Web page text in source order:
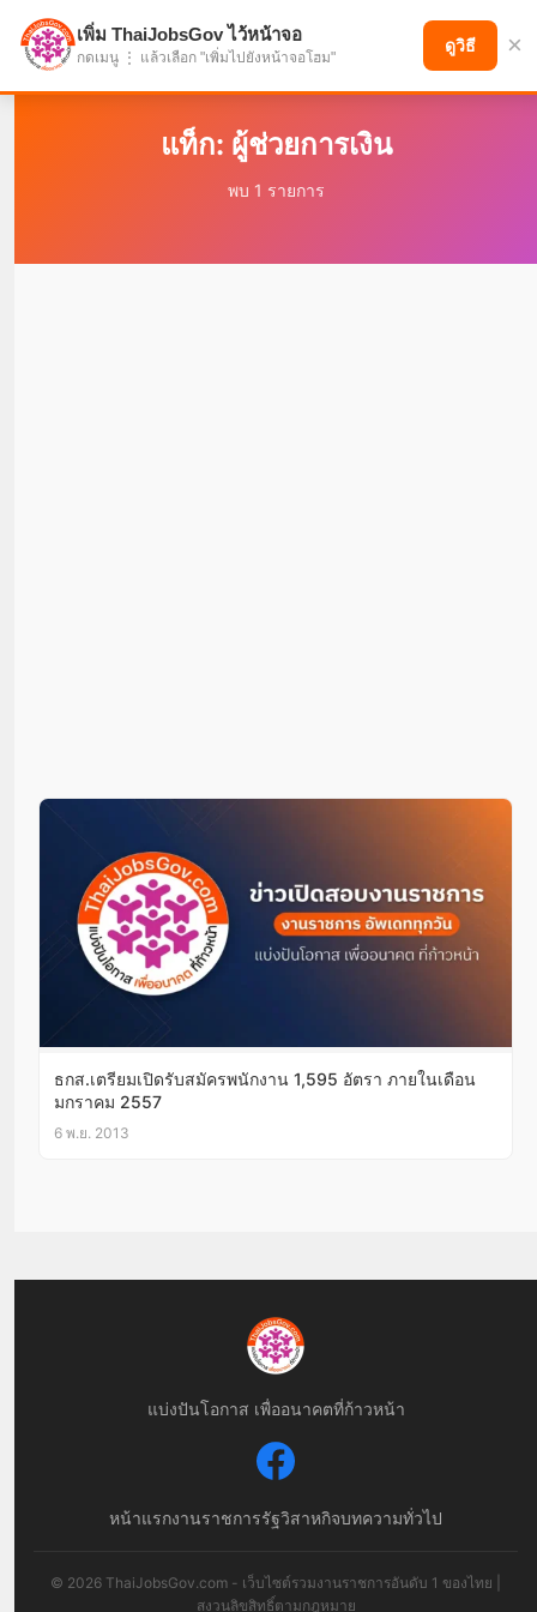
แบ่งปันโอกาส เพื่ออนาคตที่ก้าวหน้า
แท็ก: ผู้ช่วยการเงิน
พบ 1 รายการ
ธกส.เตรียมเปิดรับสมัครพนักงาน 1,595 อัตรา ภายในเดือน
มกราคม 2557
6 พ.ย. 2013
แบ่งปันโอกาส เพื่ออนาคตที่ก้าวหน้า
หน้าแรกงานราชการรัฐวิสาหกิจบทความทั่วไป
© 2026 ThaiJobsGov.com - เว็บไซต์รวมงานราชการอันดับ 1 ของไทย |
สงวนลิขสิทธิ์ตามกฎหมาย
เพิ่ม ThaiJobsGov ไว้หน้าจอ
กดเมนู ⋮ แล้วเลือก "เพิ่มไปยังหน้าจอโฮม"
ดูวิธี ×